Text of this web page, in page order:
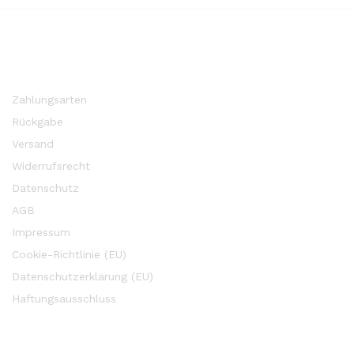
Zahlungsarten
Rückgabe
Versand
Widerrufsrecht
Datenschutz
AGB
Impressum
Cookie-Richtlinie (EU)
Datenschutzerklärung (EU)
Haftungsausschluss